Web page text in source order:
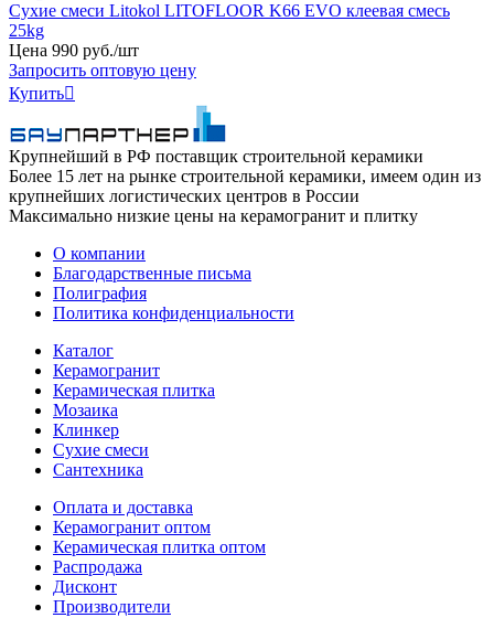
Сухие смеси Litokol LITOFLOOR K66 EVO клеевая смесь
25kg
Цена 990 руб./шт
Запросить оптовую цену
Купить
Крупнейший в РФ поставщик строительной керамики
Более 15 лет на рынке строительной керамики, имеем один из
крупнейших логистических центров в России
Максимально низкие цены на керамогранит и плитку
О компании
Благодарственные письма
Полиграфия
Политика конфиденциальности
Каталог
Керамогранит
Керамическая плитка
Мозаика
Клинкер
Сухие смеси
Сантехника
Оплата и доставка
Керамогранит оптом
Керамическая плитка оптом
Распродажа
Дисконт
Производители